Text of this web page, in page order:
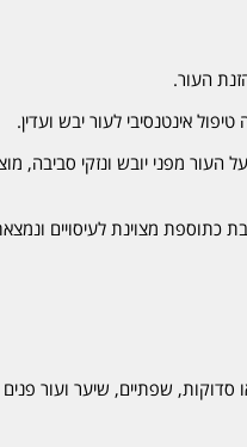
אינטנסיבי לעור יבש ועדין.
העור מפני יובש ונזקי סביבה,
כתוספת מצוינת לעיסויים
סדוקות, שפתיים, שיער ועור